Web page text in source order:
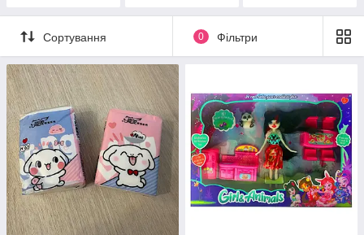
Сортування 0 Фільтри